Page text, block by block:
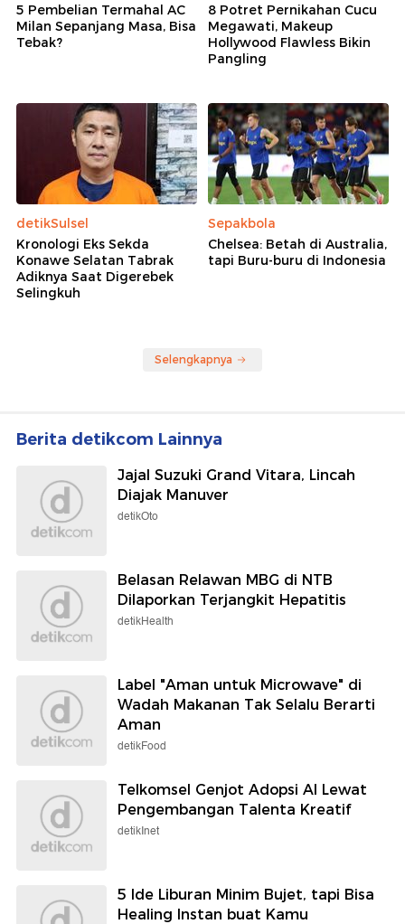
5 Pembelian Termahal AC
Milan Sepanjang Masa, Bisa
Tebak?
8 Potret Pernikahan Cucu
Megawati, Makeup
Hollywood Flawless Bikin
Pangling
detikSulsel
Kronologi Eks Sekda
Konawe Selatan Tabrak
Adiknya Saat Digerebek
Selingkuh
Sepakbola
Chelsea: Betah di Australia,
tapi Buru-buru di Indonesia
Selengkapnya
Berita detikcom Lainnya
Jajal Suzuki Grand Vitara, Lincah
Diajak Manuver
detikOto
Belasan Relawan MBG di NTB
Dilaporkan Terjangkit Hepatitis
detikHealth
Label "Aman untuk Microwave" di
Wadah Makanan Tak Selalu Berarti
Aman
detikFood
Telkomsel Genjot Adopsi AI Lewat
Pengembangan Talenta Kreatif
detikInet
5 Ide Liburan Minim Bujet, tapi Bisa
Healing Instan buat Kamu